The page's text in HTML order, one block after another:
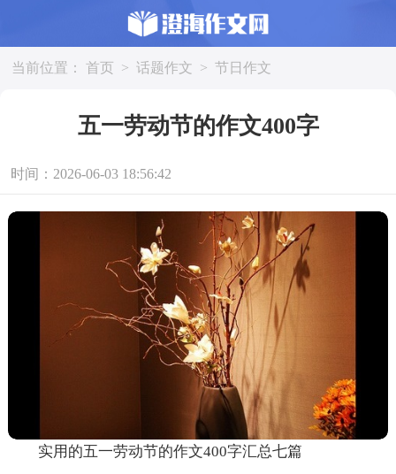
当前位置： 首页 > 话题作文 > 节日作文
五一劳动节的作文400字
时间：2026-06-03 18:56:42
实用的五一劳动节的作文400字汇总七篇